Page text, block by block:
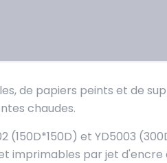
de papiers peints et de
chaudes.
(150D*150D) et YD5003
par jet d'encre